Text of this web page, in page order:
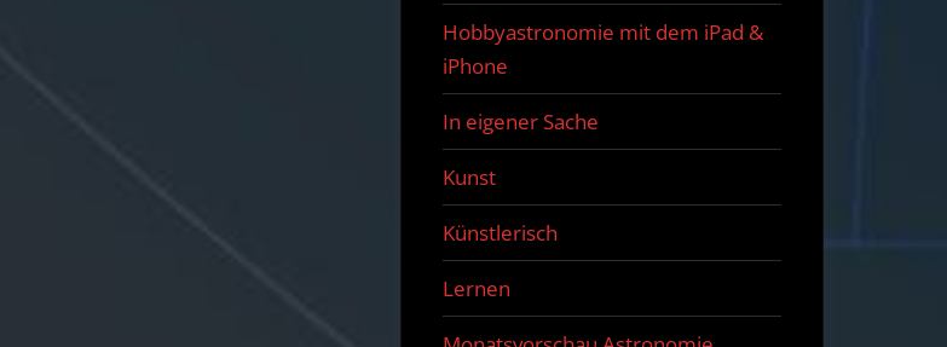
Hobbyastronomie mit dem iPad &
iPhone
In eigener Sache
Kunst
Künstlerisch
Lernen